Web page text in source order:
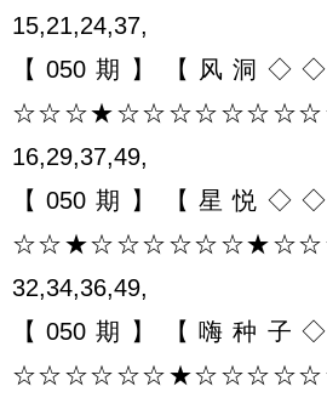
15,21,24,37,
【050期】【风洞
16,29,37,49,
【050期】【星悦
32,34,36,49,
【050期】【嗨种